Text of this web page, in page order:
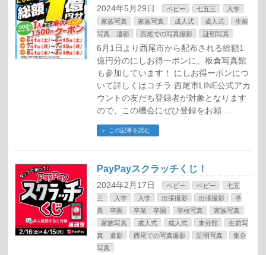
2024年5月29日 ベビー 七五三
入学
家族写真
家族写真 成人式 成人式
生前
写真 遺影
西尾での写真撮影 証明写真
6月1日より西尾市から配布される総額1
億円分のにしお得一ポンに、板倉写真館
も参加しています！ にしお得ーポンにつ
いて詳しくはコチラ 西尾市LINE公式アカ
ウントの友だち登録者が対象となります
ので、この機会にぜひ登録をお願 …
この記事を読む
PayPayスクラッチくじ！
2024年2月17日 ベビー ベビー
七五
三
入学 入学 出張撮影 出張撮影
卒
業 卒園
卒業 卒園 学校写真
家族写真
家族写真
成人式 成人式 未分類
生前写
真 遺影
西尾での写真撮影 証明写真
集合
写真